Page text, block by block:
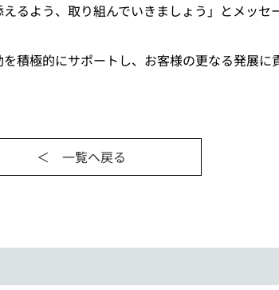
るよう、取り組んでいきましょう」とメッセ
積極的にサポートし、お客様の更なる発展に
＜ 一覧ヘ戻る